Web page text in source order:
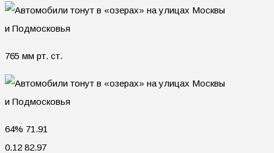
765 мм рт. ст.
64% 71.91
0.12 82.97